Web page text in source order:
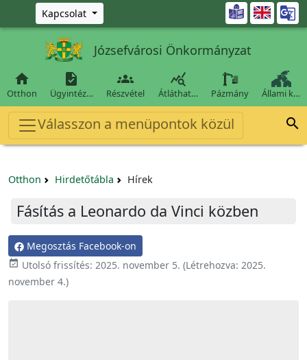
Ugrás a fő tartalomra
Kapcsolat 
Józsefvárosi Önkormányzat

Otthon

Ügyintéz…

Részvétel

Átláthat… Pázmány Állami k…
Válasszon a menüpontok közül 
Otthon Hirdetőtábla Hírek
Fásítás a Leonardo da Vinci közben
Megosztás Facebook-on
 Utolsó frissítés: 2025. november 5. (Létrehozva: 2025.
november 4.)